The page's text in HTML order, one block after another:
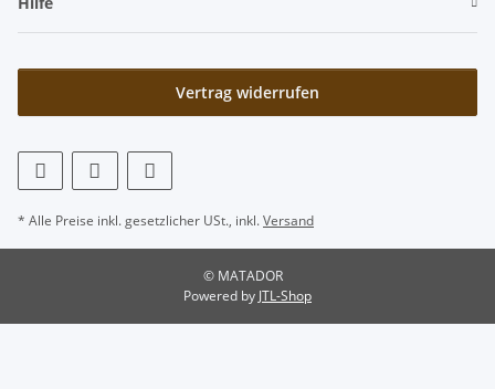
Vertrag widerrufen
* Alle Preise inkl. gesetzlicher USt., inkl.Versand
© MATADOR
Powered by JTL-Shop